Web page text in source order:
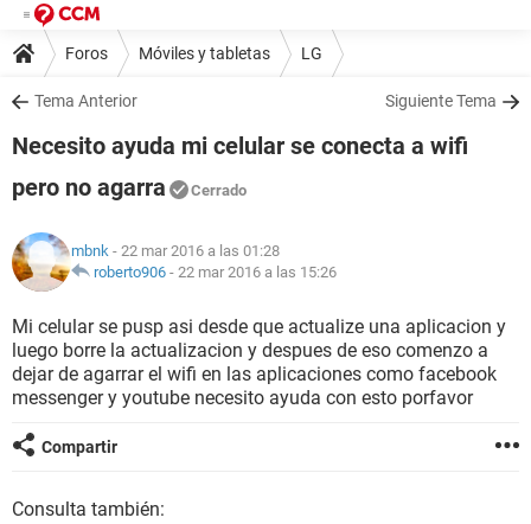
Foros Móviles y tabletas LG
Tema Anterior Siguiente Tema
Necesito ayuda mi celular se conecta a wifi
pero no agarra
Cerrado
mbnk - 22 mar 2016 a las 01:28
roberto906 - 22 mar 2016 a las 15:26
Mi celular se pusp asi desde que actualize una aplicacion y
luego borre la actualizacion y despues de eso comenzo a
dejar de agarrar el wifi en las aplicaciones como facebook
messenger y youtube necesito ayuda con esto porfavor
Compartir
Consulta también: